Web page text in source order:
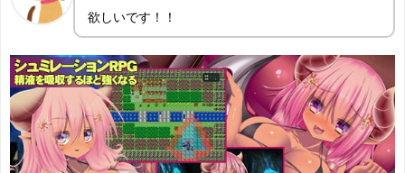
欲しいです！！